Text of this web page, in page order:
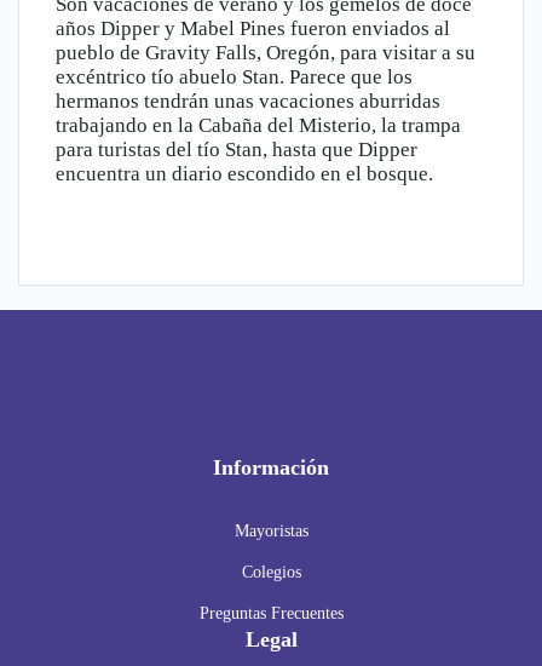
años Dipper y Mabel Pines fueron enviados al
pueblo de Gravity Falls, Oregón, para visitar a su
excéntrico tío abuelo Stan. Parece que los
hermanos tendrán unas vacaciones aburridas
trabajando en la Cabaña del Misterio, la trampa
para turistas del tío Stan, hasta que Dipper
encuentra un diario escondido en el bosque.
Información
Mayoristas
Colegios
Preguntas Frecuentes
Legal